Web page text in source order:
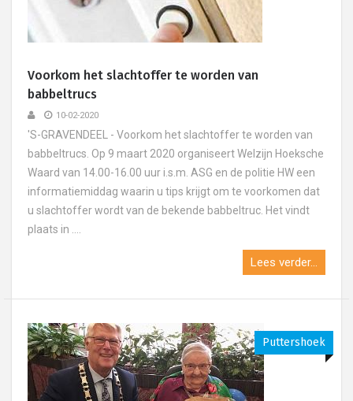
Voorkom het slachtoffer te worden van
babbeltrucs
10-02-2020
'S-GRAVENDEEL - Voorkom het slachtoffer te worden van
babbeltrucs. Op 9 maart 2020 organiseert Welzijn Hoeksche
Waard van 14.00-16.00 uur i.s.m. ASG en de politie HW een
informatiemiddag waarin u tips krijgt om te voorkomen dat
u slachtoffer wordt van de bekende babbeltruc. Het vindt
plaats in ....
Lees verder...
Puttershoek